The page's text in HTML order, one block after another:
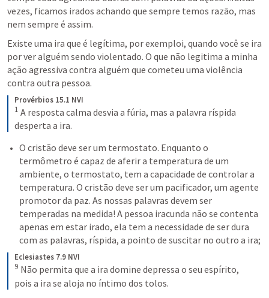
vezes, ficamos irados achando que sempre temos razão, mas
nem sempre é assim.
Existe uma ira que é legítima, por exemploi, quando você se ira
por ver alguém sendo violentado. O que não legitima a minha
ação agressiva contra alguém que cometeu uma violência
contra outra pessoa.
Provérbios 15.1 NVI
1 A resposta calma desvia a fúria, mas a palavra ríspida
desperta a ira.
O cristão deve ser um termostato. Enquanto o
termômetro é capaz de aferir a temperatura de um
ambiente, o termostato, tem a capacidade de controlar a
temperatura. O cristão deve ser um pacificador, um agente
promotor da paz. As nossas palavras devem ser
temperadas na medida! A pessoa iracunda não se contenta
apenas em estar irado, ela tem a necessidade de ser dura
com as palavras, ríspida, a pointo de suscitar no outro a ira;
Eclesiastes 7.9 NVI
9 Não permita que a ira domine depressa o seu espírito,
pois a ira se aloja no íntimo dos tolos.